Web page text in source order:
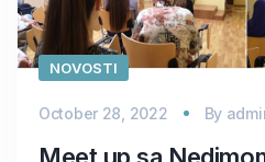
NOVOSTI
October 28, 2022 By
Meet up sa